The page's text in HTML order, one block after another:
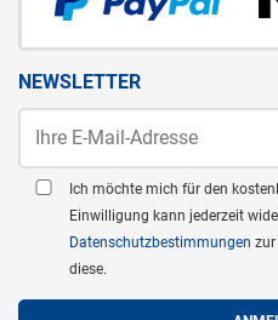
NEWSLETTER
Ich möchte mich für den
Einwilligung kann jederzeit
Datenschutzbestimmungen
diese.